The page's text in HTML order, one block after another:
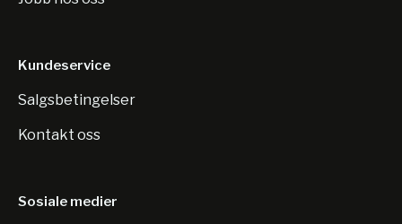
Kundeservice
Salgsbetingelser
Kontakt oss
Sosiale medier